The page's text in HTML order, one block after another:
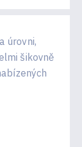
úrovni,
šikovně